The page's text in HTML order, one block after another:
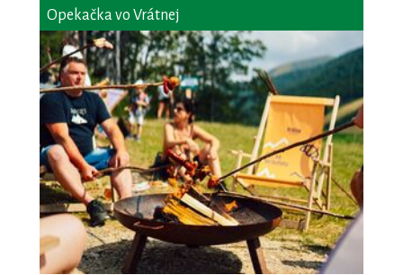
Opekačka vo Vrátnej